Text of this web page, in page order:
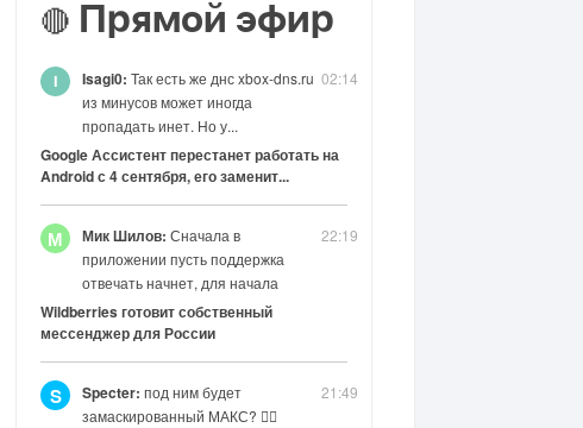
🔴 Прямой эфир
02:14
Isagi0: Так есть же днс xbox-dns.ru
из минусов может иногда
пропадать инет. Но у...
Google Ассистент перестанет работать на
Android с 4 сентября, его заменит...
22:19
М Мик Шилов: Сначала в
приложении пусть поддержка
отвечать начнет, для начала
Wildberries готовит собственный
мессенджер для России
21:49
S Specter: под ним будет
замаскированный МАКС? 😶‍🌫️